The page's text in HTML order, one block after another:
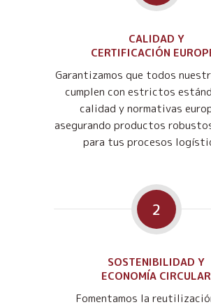
CALIDAD Y
CERTIFICACIÓN
Garantizamos que todos
cumplen con estrictos
calidad y normativas
asegurando productos
para tus procesos
2
SOSTENIBILIDAD Y
ECONOMÍA CIRCULAR
Fomentamos la